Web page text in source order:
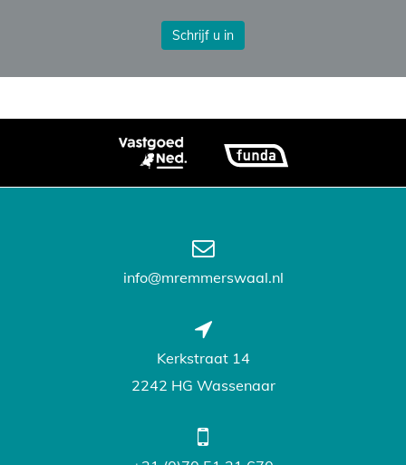
Schrijf u in
info@mremmerswaal.nl
Kerkstraat 14
2242 HG Wassenaar